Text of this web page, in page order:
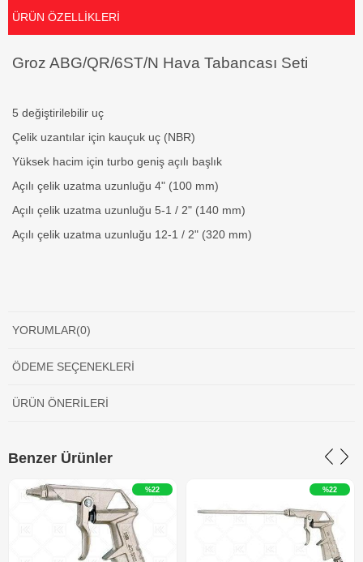
ÜRÜN ÖZELLIKLERI
Groz ABG/QR/6ST/N Hava Tabancası Seti
5 değiştirilebilir uç
Çelik uzantılar için kauçuk uç (NBR)
Yüksek hacim için turbo geniş açılı başlık
Açılı çelik uzatma uzunluğu 4" (100 mm)
Açılı çelik uzatma uzunluğu 5-1 / 2" (140 mm)
Açılı çelik uzatma uzunluğu 12-1 / 2" (320 mm)
YORUMLAR(0)
ÖDEME SEÇENEKLERI
ÜRÜN ÖNERILERI
Benzer Ürünler
%22 %22